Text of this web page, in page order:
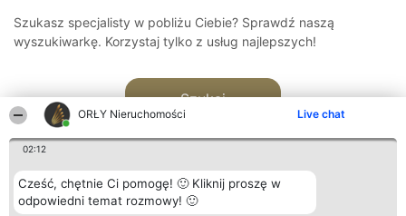
ORŁY Nieruchomości Live chat
02:12
Cześć, chętnie Ci pomogę! 🙂 Kliknij proszę w
odpowiedni temat rozmowy! 🙂
Szukasz specjalisty w pobliżu Ciebie? Sprawdź naszą
wyszukiwarkę. Korzystaj tylko z usług najlepszych!
Szukaj